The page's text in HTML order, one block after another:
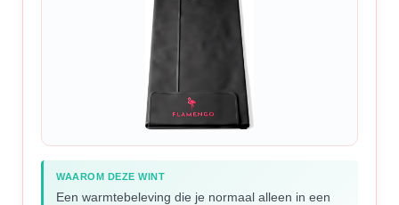
WAAROM DEZE WINT
Een warmtebeleving die je normaal alleen in een